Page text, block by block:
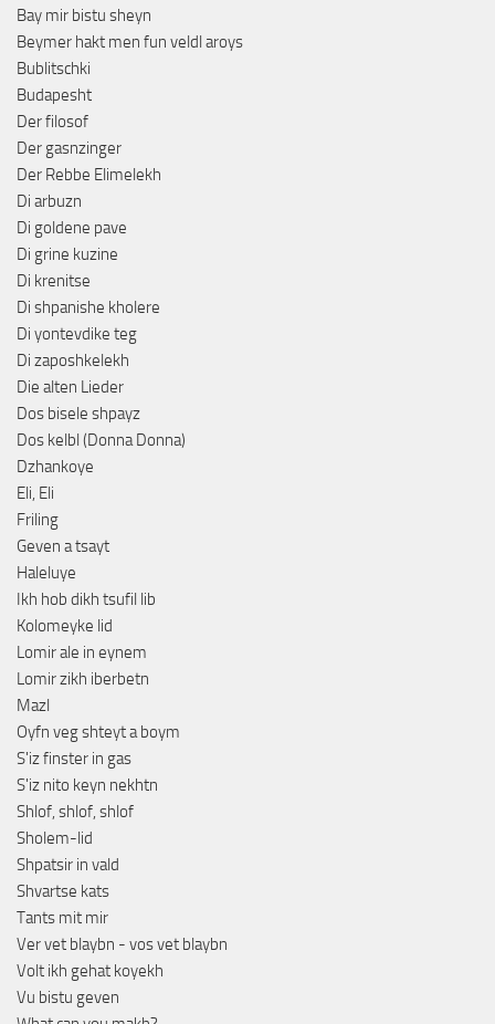
Bay mir bistu sheyn
Beymer hakt men fun veldl aroys
Bublitschki
Budapesht
Der filosof
Der gasnzinger
Der Rebbe Elimelekh
Di arbuzn
Di goldene pave
Di grine kuzine
Di krenitse
Di shpanishe kholere
Di yontevdike teg
Di zaposhkelekh
Die alten Lieder
Dos bisele shpayz
Dos kelbl (Donna Donna)
Dzhankoye
Eli, Eli
Friling
Geven a tsayt
Haleluye
Ikh hob dikh tsufil lib
Kolomeyke lid
Lomir ale in eynem
Lomir zikh iberbetn
Mazl
Oyfn veg shteyt a boym
S'iz finster in gas
S'iz nito keyn nekhtn
Shlof, shlof, shlof
Sholem-lid
Shpatsir in vald
Shvartse kats
Tants mit mir
Ver vet blaybn - vos vet blaybn
Volt ikh gehat koyekh
Vu bistu geven